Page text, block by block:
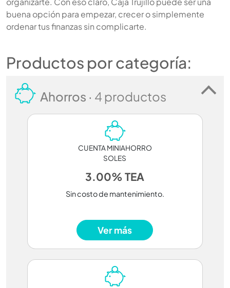
buena opción para empezar, crecer o simplemente
ordenar tus finanzas sin complicarte.
Productos por categoría:
Ahorros · 4 productos
CUENTA MINIAHORRO
SOLES
3.00% TEA
Sin costo de mantenimiento.
Ver más